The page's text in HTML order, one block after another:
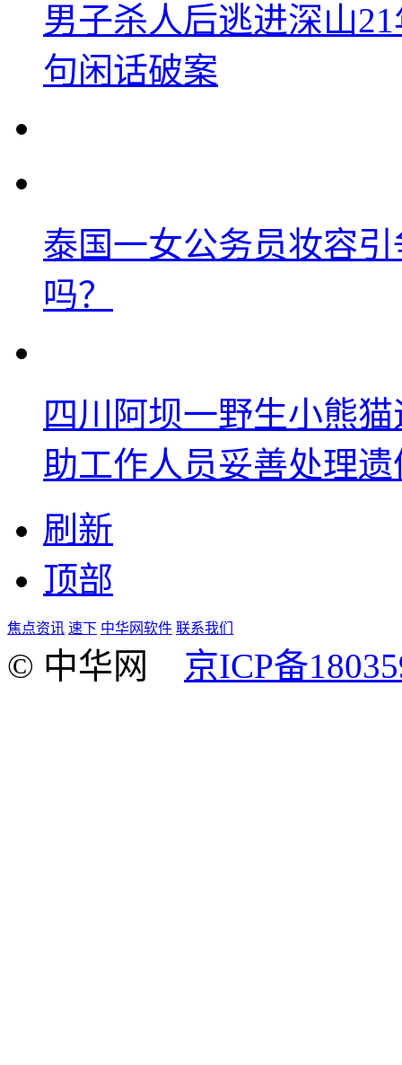
男子杀人后逃进深山
句闲话破案
泰国一女公务员妆容
吗？
四川阿坝一野生小熊
助工作人员妥善处理遗
刷新
顶部
焦点资讯 速下 中华网软件 联系我们
© 中华网 京ICP备